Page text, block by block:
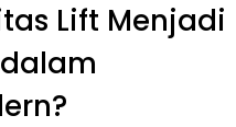
Lift Menjadi